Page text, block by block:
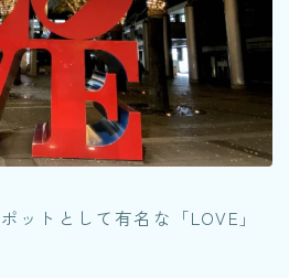
ットとして有名な「LOVE」